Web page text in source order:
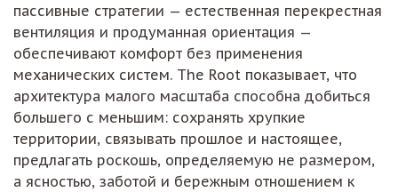
пассивные стратегии — естественная перекрестная
вентиляция и продуманная ориентация —
обеспечивают комфорт без применения
механических систем. The Root показывает, что
архитектура малого масштаба способна добиться
большего с меньшим: сохранять хрупкие
территории, связывать прошлое и настоящее,
предлагать роскошь, определяемую не размером,
а ясностью, заботой и бережным отношением к